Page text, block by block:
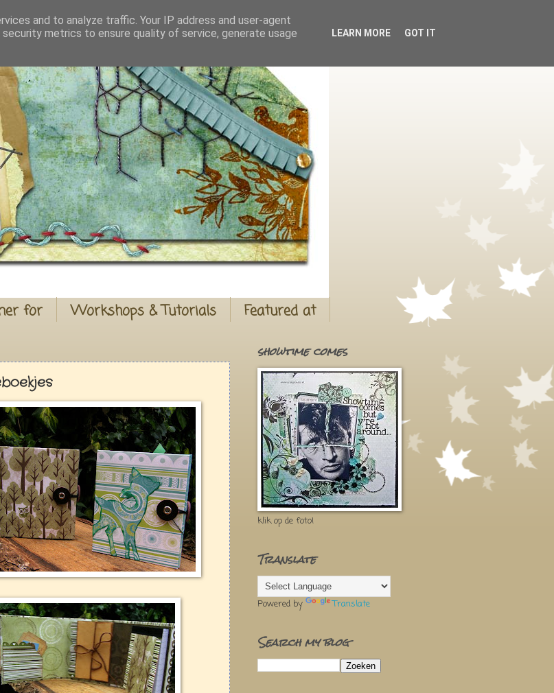
for Workshops & Tutorials Featured at
showtime comes
klik op de foto!
Translate
Powered by Translate
Search my blog
and to analyze traffic. Your IP address and user-agent
metrics to ensure quality of service, generate usage
LEARN MORE GOT IT